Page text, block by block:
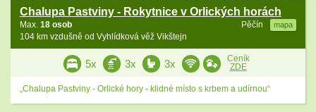
Chalupa Pastviny - Rokytnice v Orlických horách
Pěčín mapa
Max. 18 osob
104 km vzdušně od Vyhlídková věž Vikštejn
5x 3x 3x
Ceník
ZDE
„Chalupa Pastviny - Orlické hory - klidné místo s krbem a udírnou“